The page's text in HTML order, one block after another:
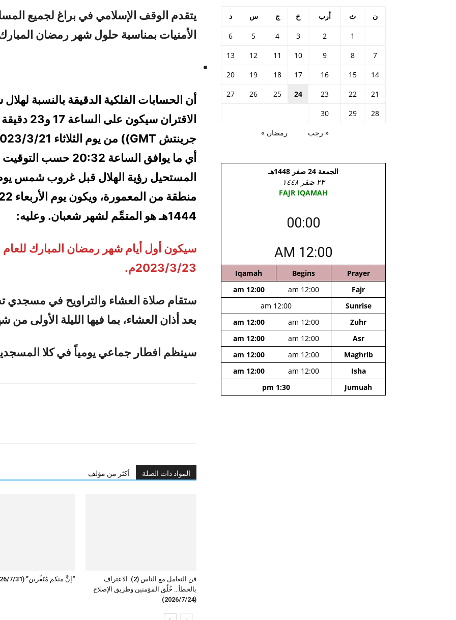
يتقدم الوقف الإسلامي في براغ لجميع
الأمنيات بمناسبة حلول شهر رمضان
الاقتران
أي ما يوافق الساعة
1444هـ هو المتمِّم لشهر شعبان. وعليه:
2023/3/23م.
ستقام صلاة العشاء والتراويح في مسجدي
بعد أذان العشاء، بما فيها الليلة الأولى
سينظم افطار جماعي يومياً في كلا
المواد ذات الصلة أكثر من مؤلف
“إنَّ منكم مُنَفِّرين” (2026/7/31)
فن التعامل مع الناس (2): الاعتراف
بالخطأ… خُلُق المؤمنين وطريق الإصلاح
(2026/7/24)
ن ث أرب خ ج س د
« رجب رمضان »
1
2
3
4
5
6
7
8
9
10
11
12
13
14
15
16
17
18
19
20
21
22
23
24
25
26
27
28
29
30
الجمعة 24 صفر 1448هـ
٢٣ صَفَر ١٤٤٨
FAJR IQAMAH
00:00
12:00 AM
Prayer
Begins
Iqamah
Fajr
12:00 am
12:00 am
Sunrise
12:00 am
Zuhr
12:00 am
12:00 am
Asr
12:00 am
12:00 am
Maghrib
12:00 am
12:00 am
Isha
12:00 am
12:00 am
Jumuah
1:30 pm